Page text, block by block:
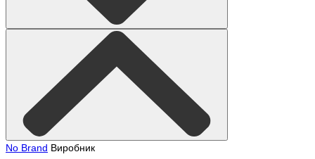
No Brand Виробник